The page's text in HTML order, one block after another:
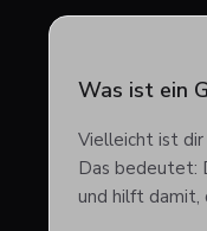
Was ist ein
Vielleicht ist dir
Das bedeutet:
und hilft damit,